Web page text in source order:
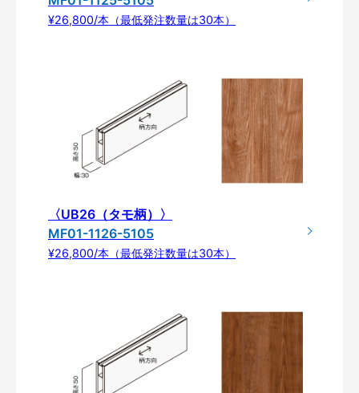
¥26,800/本（最低発注数量は30本）
〈UB26（タモ柄）〉
MF01-1126-5105
¥26,800/本（最低発注数量は30本）